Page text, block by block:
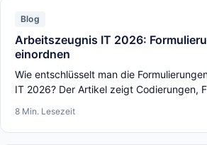
Blog
Arbeitszeugnis IT 2026:
einordnen
Wie entschlüsselt man die
IT 2026? Der Artikel zeigt Codierungen,
8 Min. Lesezeit